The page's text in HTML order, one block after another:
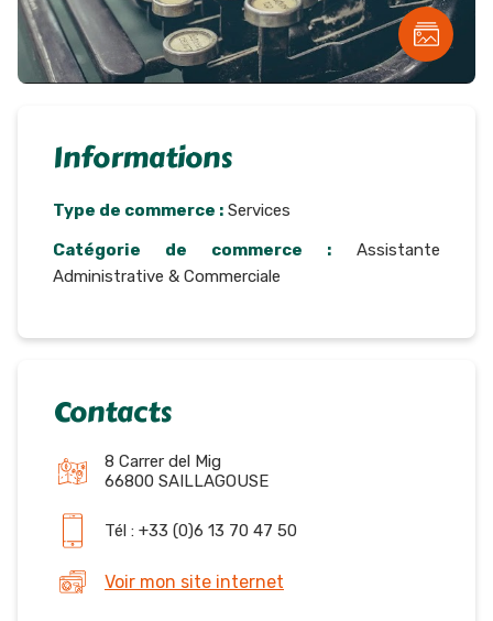
Informations
Type de commerce : Services
Catégorie de commerce : Assistante
Administrative & Commerciale
Contacts
8 Carrer del Mig
66800 SAILLAGOUSE
Tél : +33 (0)6 13 70 47 50
Voir mon site internet